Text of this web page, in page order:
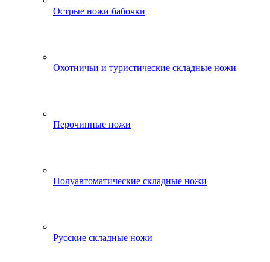
Острые ножи бабочки
Охотничьи и туристические складные ножи
Перочинные ножи
Полуавтоматические складные ножи
Русские складные ножи